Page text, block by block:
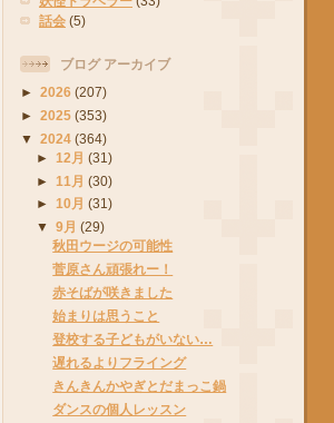
話会 (5)
ブログ アーカイブ
► 2026 (207)
► 2025 (353)
▼ 2024 (364)
► 12月(31)
► 11月(30)
► 10月(31)
▼9月(29)
秋田ウージの可能性
菅原さん頑張れー！
赤そばが咲きました
始まりは思うこと
登校する子どもがいない…
遅れるよりフライング
きんきんかやぎとだまっこ鍋
ダンスの個人レッスン